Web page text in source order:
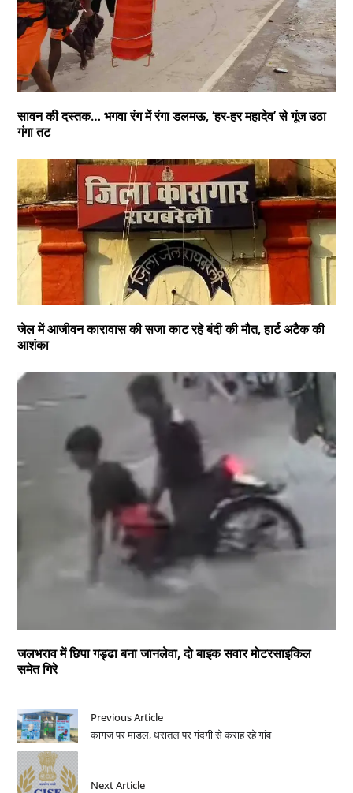
सावन की दस्तक… भगवा रंग में रंगा डलमऊ, ‘हर-हर महादेव’ से गूंज उठा
गंगा तट
जेल में आजीवन कारावास की सजा काट रहे बंदी की मौत, हार्ट अटैक की
आशंका
जलभराव में छिपा गड्ढा बना जानलेवा, दो बाइक सवार मोटरसाइकिल
समेत गिरे
Previous Article
कागज पर माडल, धरातल पर गंदगी से कराह रहे गांव
Next Article